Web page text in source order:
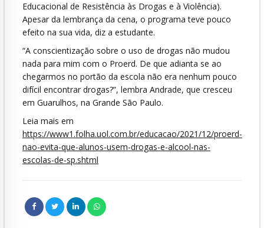
Educacional de Resistência às Drogas e à Violência).
Apesar da lembrança da cena, o programa teve pouco
efeito na sua vida, diz a estudante.
“A conscientização sobre o uso de drogas não mudou
nada para mim com o Proerd. De que adianta se ao
chegarmos no portão da escola não era nenhum pouco
difícil encontrar drogas?”, lembra Andrade, que cresceu
em Guarulhos, na Grande São Paulo.
Leia mais em
https://www1.folha.uol.com.br/educacao/2021/12/proerd-
nao-evita-que-alunos-usem-drogas-e-alcool-nas-
escolas-de-sp.shtml